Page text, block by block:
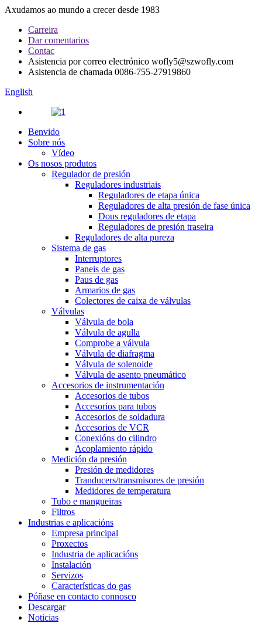
Axudamos ao mundo a crecer desde 1983
Carreira
Dar comentarios
Contac
Asistencia por correo electrónico wofly5@szwofly.com
Asistencia de chamada 0086-755-27919860
English
Benvido
Sobre nós
Vídeo
Os nosos produtos
Regulador de presión
Reguladores industriais
Reguladores de etapa única
Reguladores de alta presión de fase única
Dous reguladores de etapa
Reguladores de presión traseira
Reguladores de alta pureza
Sistema de gas
Interruptores
Paneis de gas
Paus de gas
Armarios de gas
Colectores de caixa de válvulas
Válvulas
Válvula de bola
Válvula de agulla
Comprobe a válvula
Válvula de diafragma
Válvula de solenoide
Válvula de asento pneumático
Accesorios de instrumentación
Accesorios de tubos
Accesorios para tubos
Accesorios de soldadura
Accesorios de VCR
Conexións do cilindro
Acoplamiento rápido
Medición da presión
Presión de medidores
Tranducers/transmisores de presión
Medidores de temperatura
Tubo e mangueiras
Filtros
Industrias e aplicacións
Empresa principal
Proxectos
Industria de aplicacións
Instalación
Servizos
Características do gas
Póñase en contacto connosco
Descargar
Noticias